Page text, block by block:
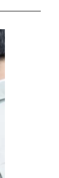
＆
きまし